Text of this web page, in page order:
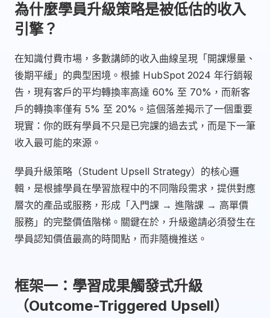
為什麼學員升級策略是被低估的收入
引擎？
在知識付費市場，多數講師的收入曲線呈現「開課爆量、
後期平緩」的典型困境。根據 HubSpot 2024 年行銷報
告，現有客戶的平均轉換率高達 60% 至 70%，而新客
戶的轉換率僅有 5% 至 20%。這個落差揭示了一個重要
現實：你的既有學員不只是已完課的過去式，而是下一筆
收入最可能的來源。
學員升級策略（Student Upsell Strategy）的核心邏
輯，是根據學員在學習旅程中的不同階段需求，提供對應
層次的產品或服務，形成「入門課 → 進階課 → 高單價
服務」的完整價值階梯。關鍵在於，升級邀請必須發生在
學員認知價值最高的時間點，而非隨機推送。
框架一：學習成果觸發式升級
（Outcome-Triggered Upsell）